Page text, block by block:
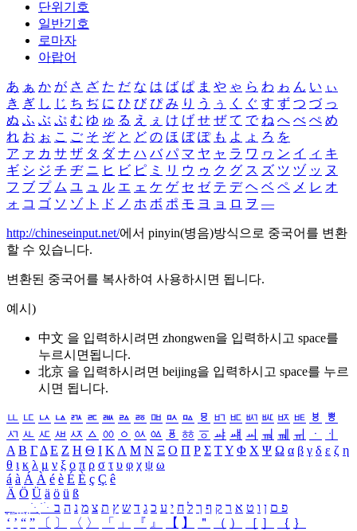
단위기호
일반기호
로마자
아랍어
あ ぁ か が さ ざ た だ な は ば ぱ ま や ゃ ら わ ゎ ん い ぃ
き ぎ し じ ち ぢ に ひ び ぴ み り う ぅ く ぐ す ず つ づ っ
ぬ ふ ぶ ぷ む ゆ ゅ る え ぇ け げ せ ぜ て で ね へ べ ぺ め
れ お ぉ こ ご そ ぞ と ど の ほ ぼ ぽ も よ ょ ろ を
ア ァ カ サ ザ タ ダ ナ ハ バ パ マ ヤ ャ ラ ワ ヮ ン イ ィ キ
ギ シ ジ チ ヂ ニ ヒ ビ ピ ミ リ ウ ゥ ク グ ス ズ ツ ヅ ッ ヌ
フ ブ プ ム ユ ュ ル エ ェ ケ ゲ セ ゼ テ デ ヘ ベ ペ メ レ オ
ォ コ ゴ ソ ゾ ト ド ノ ホ ボ ポ モ ヨ ョ ロ ヲ ―
http://chineseinput.net/에서 pinyin(병음)방식으로 중국어를 변환
할 수 있습니다.
변환된 중국어를 복사하여 사용하시면 됩니다.
예시)
中文 을 입력하시려면 zhongwen을 입력하시고 space를
누르시면됩니다.
北京 을 입력하시려면 beijing을 입력하시고 space를 누르
시면 됩니다.
ㅥ ㅦ ㅧ ㅨ ㅩ ㅪ ㅫ ㅬ ㅭ ㅮ ㅯ ㅰ ㅱ ㅲ ㅳ ㅴ ㅵ ㅶ ㅷ ㅸ
ㅹ
ㅺ ㅻ ㅼ ㅽ ㅾ ㅿ ㆀ ㆁ ㆂ ㆃ ㆄ ㆅ ㆆ ㆇ ㆈ ㆉ ㆊ ㆋ ㆌ ㆍ
ㆎ
Α Β ΓΔ Ε Ζ Η Θ Ι ΚΛ Μ Ν Ξ Ο Π Ρ Σ ΤΥ Φ Χ Ψ Ω α β γ δ ε ζ η
θ ι κ λ μ ν ξ ο π ρ σ τ υ φ χ ψ ω
á à Á À é è É È ç Ç ê
Ä Ö Ü ä ö ü ß
ִֶֹ ֻּ ׁׂ פ ם ן ו ט א ר ק ף ך ל ח י ע כ ג ד ש ץ ת צ מ נ ה ב
‘ ’ “ ” 〔 〕 〈 〉 「 」 『 』 【 】 ＂ （ ） ［ ］ ｛ ｝